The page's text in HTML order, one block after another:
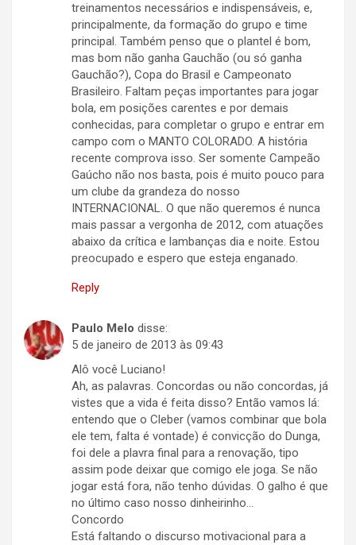
treinamentos necessários e indispensáveis, e,
principalmente, da formação do grupo e time
principal. Também penso que o plantel é bom,
mas bom não ganha Gauchão (ou só ganha
Gauchão?), Copa do Brasil e Campeonato
Brasileiro. Faltam peças importantes para jogar
bola, em posições carentes e por demais
conhecidas, para completar o grupo e entrar em
campo com o MANTO COLORADO. A história
recente comprova isso. Ser somente Campeão
Gaúcho não nos basta, pois é muito pouco para
um clube da grandeza do nosso
INTERNACIONAL. O que não queremos é nunca
mais passar a vergonha de 2012, com atuações
abaixo da crítica e lambanças dia e noite. Estou
preocupado e espero que esteja enganado.
Reply
Paulo Melo disse:
5 de janeiro de 2013 às 09:43
Alô você Luciano!
Ah, as palavras. Concordas ou não concordas, já
vistes que a vida é feita disso? Então vamos lá:
entendo que o Cleber (vamos combinar que bola
ele tem, falta é vontade) é convicção do Dunga,
foi dele a plavra final para a renovação, tipo
assim pode deixar que comigo ele joga. Se não
jogar está fora, não tenho dúvidas. O galho é que
no último caso nosso dinheirinho…
Concordo
Está faltando o discurso motivacional para a